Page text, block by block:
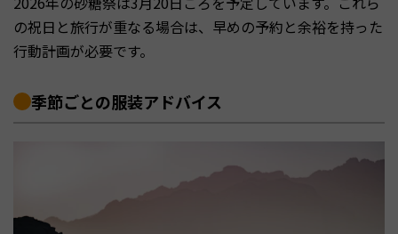
の祝日と旅行が重なる場合は、早めの予約と余裕を持った
行動計画が必要です。
季節ごとの服装アドバイス